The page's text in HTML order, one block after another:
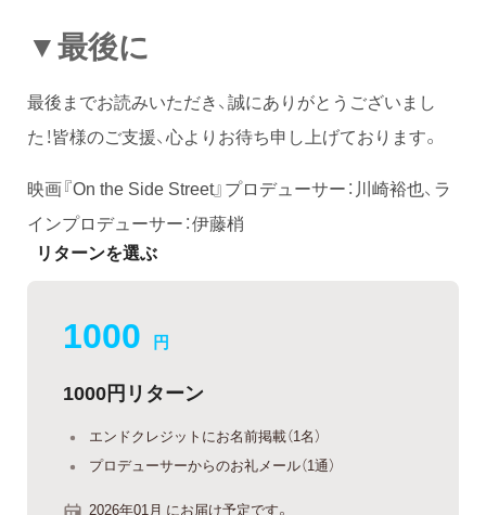
▼最後に
最後までお読みいただき、誠にありがとうございまし
た！皆様のご支援、心よりお待ち申し上げております。
映画『On the Side Street』プロデューサー：川崎裕也、ラ
インプロデューサー：伊藤梢
リターンを選ぶ
1000 円
1000円リターン
エンドクレジットにお名前掲載（1名）
プロデューサーからのお礼メール（1通）
2026年01月 にお届け予定です。